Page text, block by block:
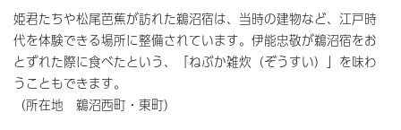
姫君たちや松尾芭蕉が訪れた鵜沼宿は、当時の建物など、江戸時
代を体験できる場所に整備されています。伊能忠敬が鵜沼宿をお
とずれた際に食べたという、「ねぶか雑炊（ぞうすい）」を味わ
うこともできます。
（所在地 鵜沼西町・東町）